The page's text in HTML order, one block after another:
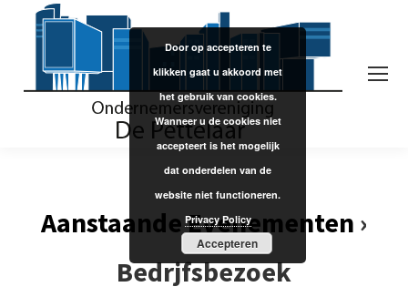
Aanstaande Evenementen ›
Bedrjfsbezoek
Door op accepteren te
klikken gaat u akkoord met
het gebruik van cookies.
Wanneer u de cookies niet
accepteert is het mogelijk
dat onderdelen van de
website niet functioneren.
Privacy Policy
Accepteren